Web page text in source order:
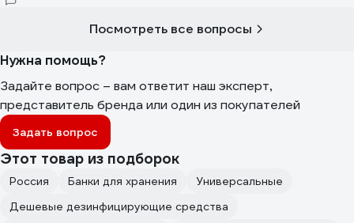
Посмотреть все вопросы
Нужна помощь?
Задайте вопрос – вам ответит наш эксперт,
представитель бренда или один из покупателей
Задать вопрос
Этот товар из подборок
Россия Банки для хранения
Универсальные
Дешевые дезинфицирующие средства